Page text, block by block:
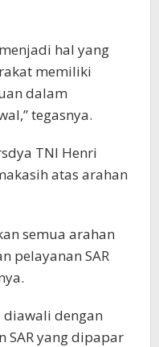
hal yang
memiliki
dalam
tegasnya.
TNI Henri
atas arahan
semua arahan
pelayanan SAR
dengan
yang dipapar